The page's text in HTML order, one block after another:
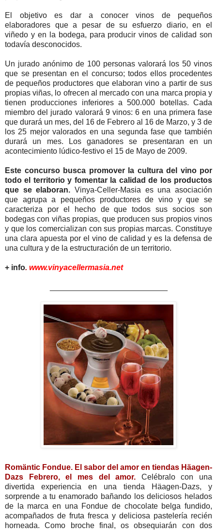
El objetivo es dar a conocer vinos de pequeños
elaboradores que a pesar de su esfuerzo diario, en el
viñedo y en la bodega, para producir vinos de calidad son
todavía desconocidos.
Un jurado anónimo de 100 personas valorará los 50 vinos
que se presentan en el concurso; todos ellos procedentes
de pequeños productores que elaboran vino a partir de sus
propias viñas, lo ofrecen al mercado con una marca propia y
tienen producciones inferiores a 500.000 botellas. Cada
miembro del jurado valorará 9 vinos: 6 en una primera fase
que durará un mes, del 16 de Febrero al 16 de Marzo, y 3 de
los 25 mejor valorados en una segunda fase que también
durará un mes. Los ganadores se presentaran en un
acontecimiento lúdico-festivo el 15 de Mayo de 2009.
Este concurso busca promover la cultura del vino por
todo el territorio y fomentar la calidad de los productos
que se elaboran. Vinya-Celler-Masia es una asociación
que agrupa a pequeños productores de vino y que se
caracteriza por el hecho de que todos sus socios son
bodegas con viñas propias, que producen sus propios vinos
y que los comercializan con sus propias marcas. Constituye
una clara apuesta por el vino de calidad y es la defensa de
una cultura y de la estructuración de un territorio.
+ info. www.vinyacellermasia.net
Romäntic Fondue. El sabor del amor en tiendas Häagen-
Dazs Febrero, el mes del amor. Celébralo con una
divertida experiencia en una tienda Häagen-Dazs, y
sorprende a tu enamorado bañando los deliciosos helados
de la marca en una Fondue de chocolate belga fundido,
acompañados de fruta fresca y deliciosa pastelería recién
horneada. Como broche final, os obsequiarán con dos